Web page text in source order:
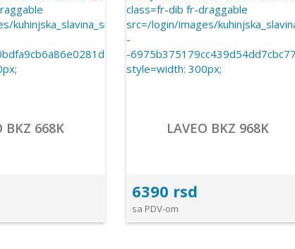
BKZ 668K LAVEO BKZ 968K
6390 rsd
sa PDV-om